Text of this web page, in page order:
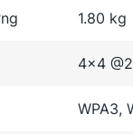
1.80 kg
4x4
WPA3,